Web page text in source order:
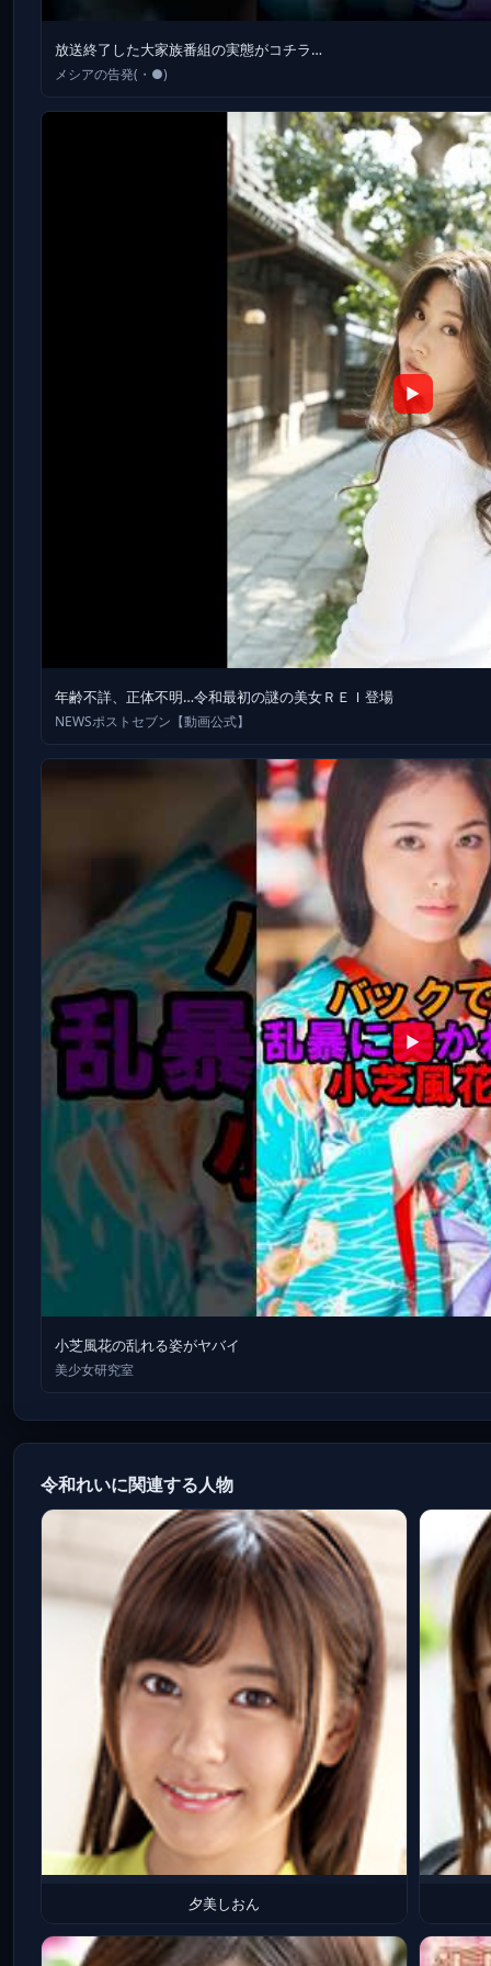
放送終了した大家族番組の実態がコチラ…
メシアの告発(・●)
▶
年齢不詳、正体不明…令和最初の謎の美女ＲＥＩ登場
NEWSポストセブン【動画公式】
▶
小芝風花の乱れる姿がヤバイ
美少女研究室
令和れいに関連する人物
夕美しおん